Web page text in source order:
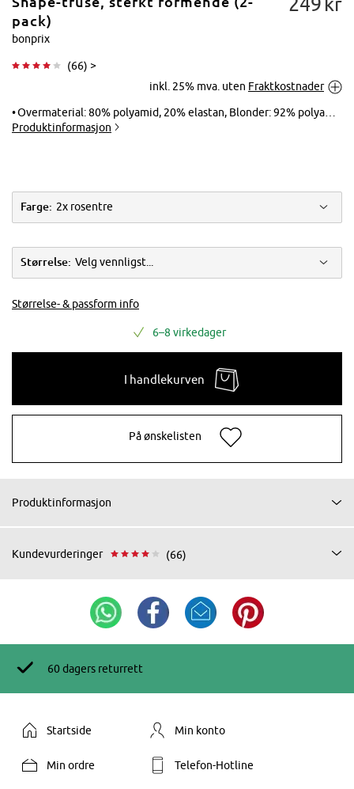
forstørre
pack)
bonprix
(66) >
inkl. 25% mva. uten Fraktkostnader
Overmaterial: 80% polyamid, 20% elastan, Blonder: 92% polyamid, 8% elastan, Nettfôring: 84% polyamid, 16% elastan
Produktinformasjon
Farge: 2x rosentre
Størrelse: Velg vennligst...
Størrelse- & passform info
6–8 virkedager
I handlekurven
På ønskelisten
Produktinformasjon
Kundevurderinger (66)
60 dagers returrett
Startside Min konto
Min ordre Telefon-Hotline